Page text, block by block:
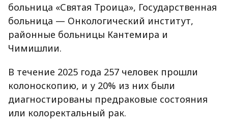
больница «Святая Троица», Государственная
больница — Онкологический институт,
районные больницы Кантемира и
Чимишлии.
В течение 2025 года 257 человек прошли
колоноскопию, и у 20% из них были
диагностированы предраковые состояния
или колоректальный рак.